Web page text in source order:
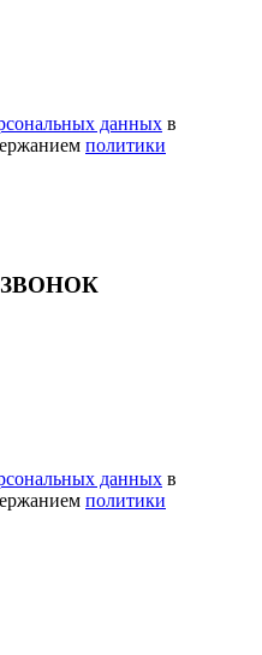
данных в
политики
данных в
политики